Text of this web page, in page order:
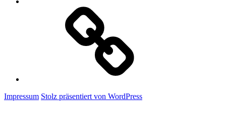
Impressum Stolz präsentiert von WordPress